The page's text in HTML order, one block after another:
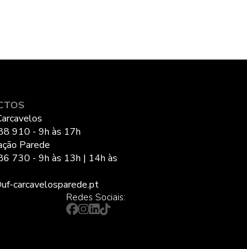
910 - 9h às 17h
Parede
730 - 9h às 13h | 14h às
carcavelosparede.pt
Redes Sociais: